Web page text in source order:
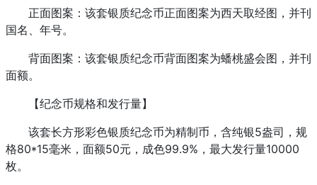
正面图案：该套银质纪念币正面图案为西天取经图，并刊
国名、年号。
背面图案：该套银质纪念币背面图案为蟠桃盛会图，并刊
面额。
【纪念币规格和发行量】
该套长方形彩色银质纪念币为精制币，含纯银5盎司，规
格80*15毫米，面额50元，成色99.9%，最大发行量10000
枚。